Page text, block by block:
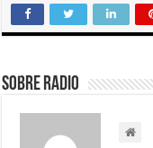
Sobre radio